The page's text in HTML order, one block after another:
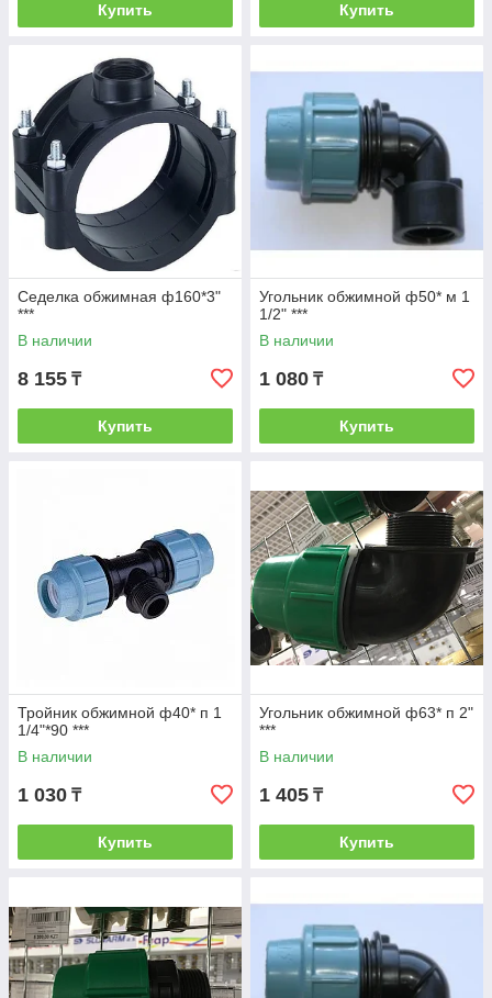
Купить Купить
Седелка обжимная ф160*3"
***
В наличии
8 155 ₸
Купить
Угольник обжимной ф50* м 1
1/2" ***
В наличии
1 080 ₸
Купить
Тройник обжимной ф40* п 1
1/4"*90 ***
В наличии
1 030 ₸
Купить
Угольник обжимной ф63* п 2"
***
В наличии
1 405 ₸
Купить